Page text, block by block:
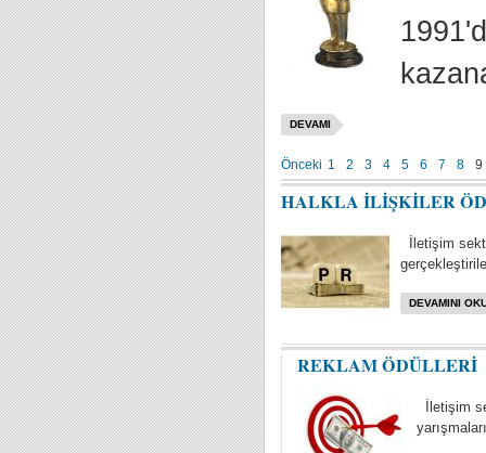
DEVAMI
Önceki 1 2 3 4 5 6 7 8 9
HALKLA İLİŞKİLER
İletişim
DEVAMINI
REKLAM ÖDÜLLERİ
İletişim